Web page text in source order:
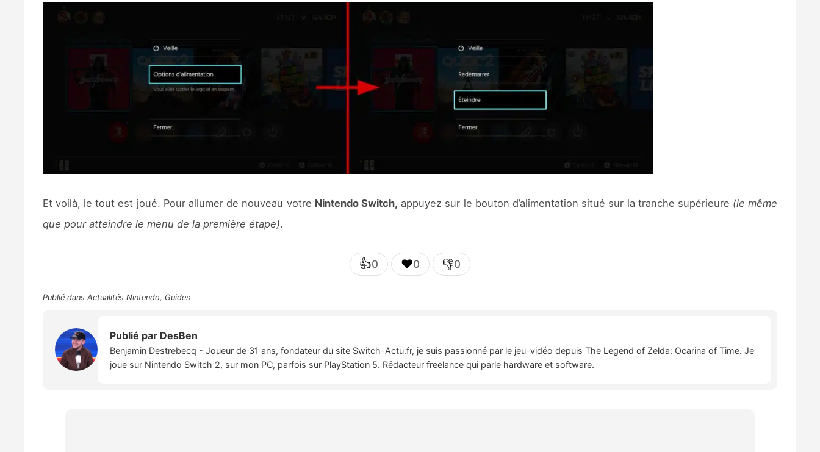
Et voilà, le tout est joué. Pour allumer de nouveau votre Nintendo Switch, appuyez sur le bouton d’alimentation situé sur la tranche supérieure (le même
que pour atteindre le menu de la première étape).
👍0 ❤️0 👎0
Publié dans Actualités Nintendo, Guides
Publié par DesBen
Benjamin Destrebecq - Joueur de 31 ans, fondateur du site Switch-Actu.fr, je suis passionné par le jeu-vidéo depuis The Legend of Zelda: Ocarina of Time. Je
joue sur Nintendo Switch 2, sur mon PC, parfois sur PlayStation 5. Rédacteur freelance qui parle hardware et software.